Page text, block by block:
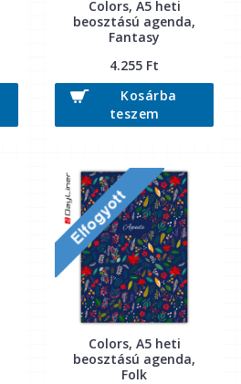
Colors, A5 heti
beosztású agenda,
Fantasy
4.255 Ft
Kosárba
teszem
Colors, A5 heti
beosztású agenda,
Folk